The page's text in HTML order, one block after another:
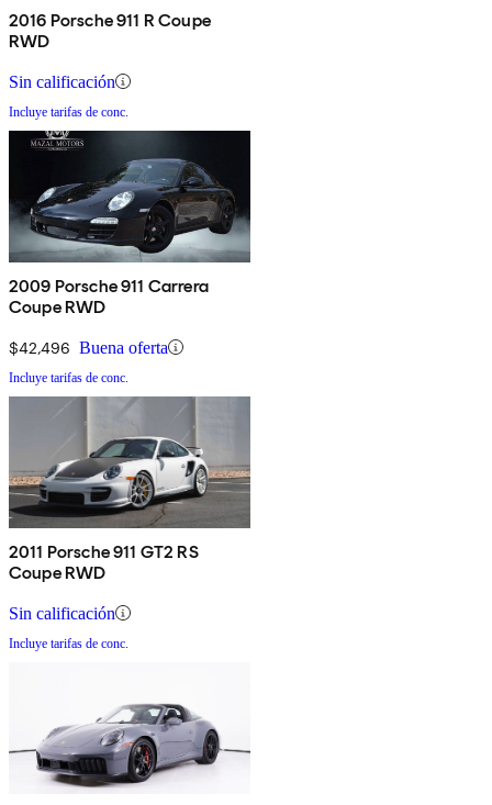
2016 Porsche 911 R Coupe
RWD
Sin calificación
Incluye tarifas de conc.
2009 Porsche 911 Carrera
Coupe RWD
$42,496 Buena oferta
Incluye tarifas de conc.
2011 Porsche 911 GT2 RS
Coupe RWD
Sin calificación
Incluye tarifas de conc.